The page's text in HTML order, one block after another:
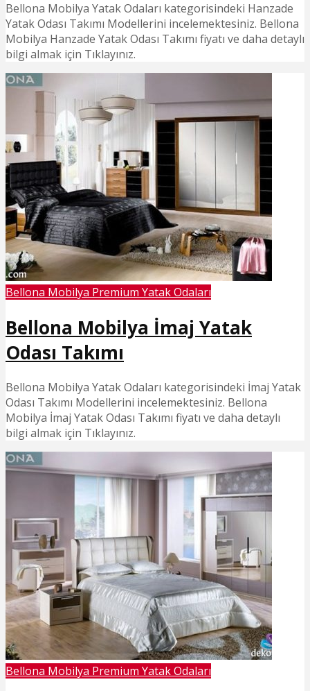
Bellona Mobilya Yatak Odaları kategorisindeki Hanzade
Yatak Odası Takımı Modellerini incelemektesiniz. Bellona
Mobilya Hanzade Yatak Odası Takımı fiyatı ve daha detaylı
bilgi almak için Tıklayınız.
Bellona Mobilya Premium Yatak Odaları
Bellona Mobilya İmaj Yatak
Odası Takımı
Bellona Mobilya Yatak Odaları kategorisindeki İmaj Yatak
Odası Takımı Modellerini incelemektesiniz. Bellona
Mobilya İmaj Yatak Odası Takımı fiyatı ve daha detaylı
bilgi almak için Tıklayınız.
Bellona Mobilya Premium Yatak Odaları